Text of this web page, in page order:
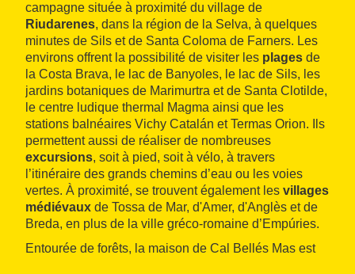
campagne située à proximité du village de
Riudarenes, dans la région de la Selva, à quelques
minutes de Sils et de Santa Coloma de Farners. Les
environs offrent la possibilité de visiter les plages de
la Costa Brava, le lac de Banyoles, le lac de Sils, les
jardins botaniques de Marimurtra et de Santa Clotilde,
le centre ludique thermal Magma ainsi que les
stations balnéaires Vichy Catalán et Termas Orion. Ils
permettent aussi de réaliser de nombreuses
excursions, soit à pied, soit à vélo, à travers
l’itinéraire des grands chemins d’eau ou les voies
vertes. À proximité, se trouvent également les villages
médiévaux de Tossa de Mar, d'Amer, d'Anglès et de
Breda, en plus de la ville gréco-romaine d’Empúries.
Entourée de forêts, la maison de Cal Bellés Mas est